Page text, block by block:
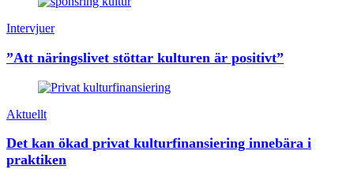
Intervjuer
”Att näringslivet stöttar kulturen är positivt”
Aktuellt
Det kan ökad privat kulturfinansiering innebära i
praktiken